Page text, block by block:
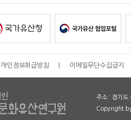
개인정보취급방침 이메일무단수집금지
주소 : 경기
Copyright